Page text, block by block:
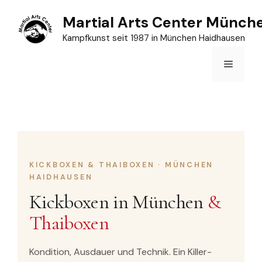
Inhalt
springen
Martial Arts Center
Kampfkunst seit 1987 in München Haidhausen
Menü
KICKBOXEN & THAIBOXEN · MÜNCHEN
HAIDHAUSEN
Kickboxen in München &
Thaiboxen
Kondition, Ausdauer und Technik. Ein Killer-